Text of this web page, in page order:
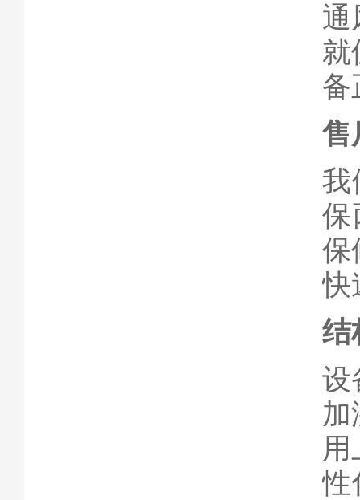
通
就
备
售
我
保
保
快
结
设
加
性